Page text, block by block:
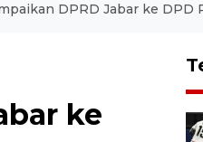
DPRD Jabar ke DPD
ke